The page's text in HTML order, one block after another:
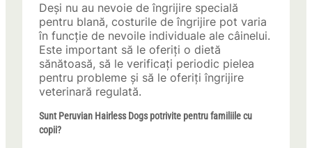
Deși nu au nevoie de îngrijire specială
pentru blană, costurile de îngrijire pot varia
în funcție de nevoile individuale ale câinelui.
Este important să le oferiți o dietă
sănătoasă, să le verificați periodic pielea
pentru probleme și să le oferiți îngrijire
veterinară regulată.
Sunt Peruvian Hairless Dogs potrivite pentru familiile cu
copii?